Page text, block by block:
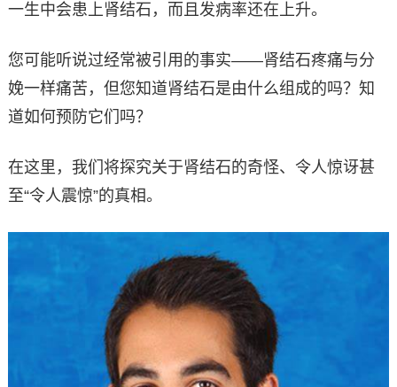
一生中会患上肾结石，而且发病率还在上升。
您可能听说过经常被引用的事实——肾结石疼痛与分
娩一样痛苦，但您知道肾结石是由什么组成的吗？知
道如何预防它们吗？
在这里，我们将探究关于肾结石的奇怪、令人惊讶甚
至“令人震惊”的真相。